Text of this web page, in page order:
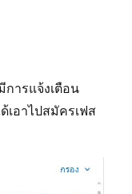
ารแจ้งเตือน
เอาไปสมัครเฟส